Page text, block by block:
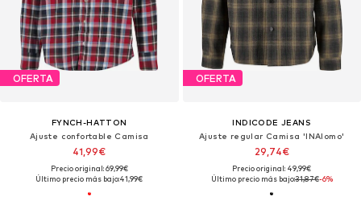
OFERTA
FYNCH-HATTON
Ajuste confortable Camisa
41,99€
Precio original: 69,99€
Último precio más bajo:41,99€
OFERTA
INDICODE JEANS
Ajuste regular Camisa 'INAlomo'
29,74€
Precio original: 49,99€
Último precio más bajo:31,87€-6%